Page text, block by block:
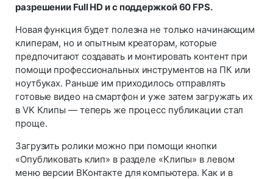
разрешении Full HD и с поддержкой 60 FPS.
Новая функция будет полезна не только начинающим
клиперам, но и опытным креаторам, которые
предпочитают создавать и монтировать контент при
помощи профессиональных инструментов на ПК или
ноутбуках. Раньше им приходилось отправлять
готовые видео на смартфон и уже затем загружать их
в VK Клипы — теперь же процесс публикации стал
проще.
Загрузить ролики можно при помощи кнопки
«Опубликовать клип» в разделе «Клипы» в левом
меню версии ВКонтакте для компьютера. Как и в